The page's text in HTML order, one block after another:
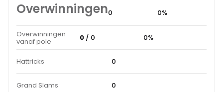
Overwinningen0 0%
Overwinningen
vanaf pole 0 / 0 0%
Hattricks 0
Grand Slams 0